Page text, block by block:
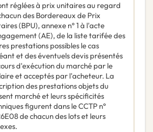
réglées à prix unitaires au regard
des Bordereaux de Prix
(BPU), annexe n° 1 à l'acte
(AE), de la liste tarifée des
prestations possibles le cas
et des éventuels devis présentés
d'exécution du marché par le
et acceptés par l'acheteur. La
des prestations objets du
marché et leurs spécificités
figurent dans le CCTP n°
de chacun des lots et leurs